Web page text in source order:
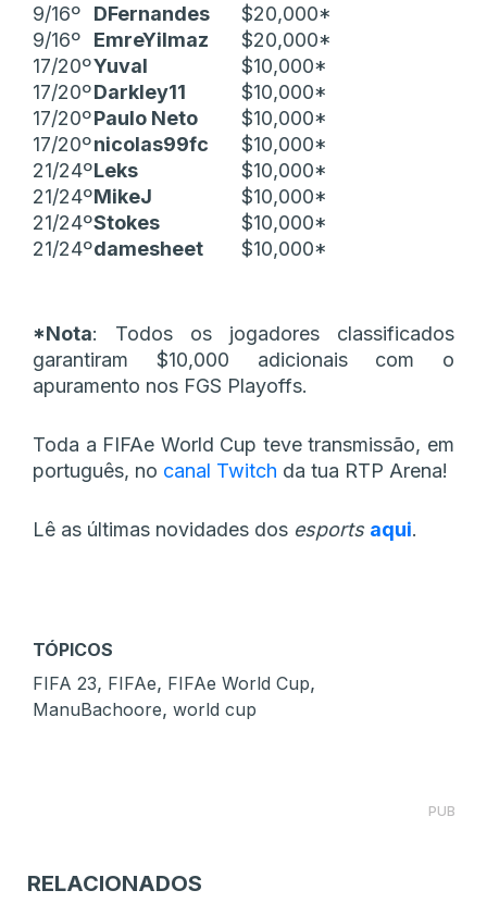
9/16º
DFernandes
$20,000*
9/16º
EmreYilmaz
$20,000*
17/20ºYuval
$10,000*
17/20ºDarkley11
$10,000*
17/20ºPaulo Neto
$10,000*
17/20ºnicolas99fc
$10,000*
21/24ºLeks
$10,000*
21/24ºMikeJ
$10,000*
21/24ºStokes
$10,000*
21/24ºdamesheet $10,000*
*Nota: Todos os jogadores classificados
garantiram $10,000 adicionais com o
apuramento nos FGS Playoffs.
Toda a FIFAe World Cup teve transmissão, em
português, no canal Twitch da tua RTP Arena!
Lê as últimas novidades dos esports aqui.
TÓPICOS
FIFA 23, FIFAe, FIFAe World Cup,
ManuBachoore, world cup
PUB
RELACIONADOS